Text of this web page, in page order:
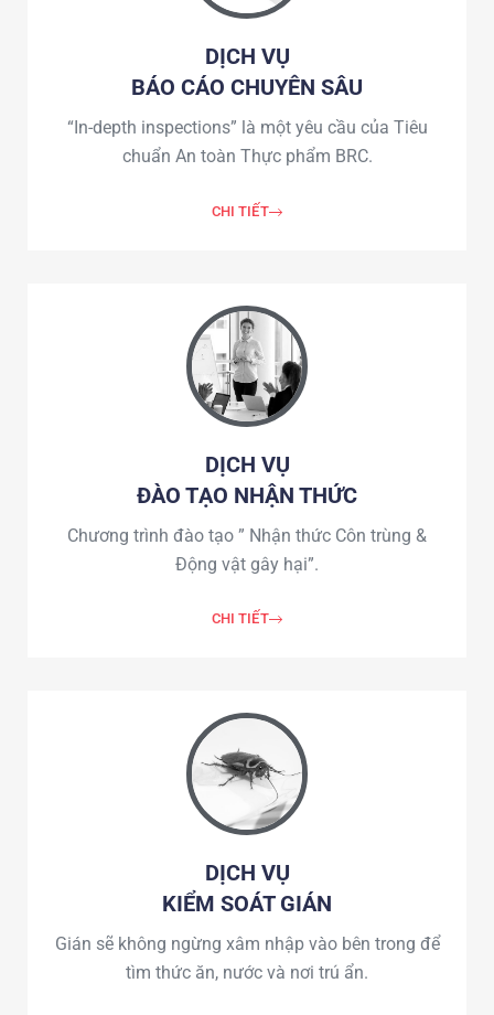
DỊCH VỤ
BÁO CÁO CHUYÊN SÂU
“In-depth inspections” là một yêu cầu của Tiêu
chuẩn An toàn Thực phẩm BRC.
CHI TIẾT
DỊCH VỤ
ĐÀO TẠO NHẬN THỨC
Chương trình đào tạo ” Nhận thức Côn trùng &
Động vật gây hại”.
CHI TIẾT
DỊCH VỤ
KIỂM SOÁT GIÁN
Gián sẽ không ngừng xâm nhập vào bên trong để
tìm thức ăn, nước và nơi trú ẩn.